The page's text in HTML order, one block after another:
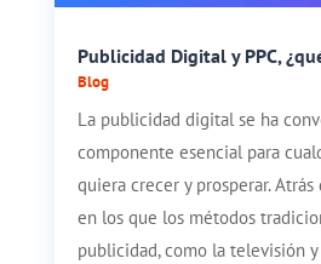
Publicidad Digital y PPC,
Blog
La publicidad digital se ha
componente esencial para
quiera crecer y prosperar.
en los que los métodos
publicidad, como la televisión